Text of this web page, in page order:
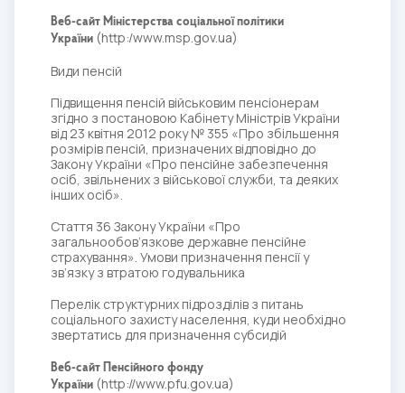
Веб-сайт Міністерства соціальної політики
України (http:/www.msp.gov.ua)
Види пенсій
Підвищення пенсій військовим пенсіонерам
згідно з постановою Кабінету Міністрів України
від 23 квітня 2012 року № 355 «Про збільшення
розмірів пенсій, призначених відповідно до
Закону України «Про пенсійне забезпечення
осіб, звільнених з військової служби, та деяких
інших осіб».
Стаття 36 Закону України «Про
загальнообов’язкове державне пенсійне
страхування». Умови призначення пенсії у
зв’язку з втратою годувальника
Перелік структурних підрозділів з питань
соціального захисту населення, куди необхідно
звертатись для призначення субсидій
Веб-сайт Пенсійного фонду
України (http://www.pfu.gov.ua)